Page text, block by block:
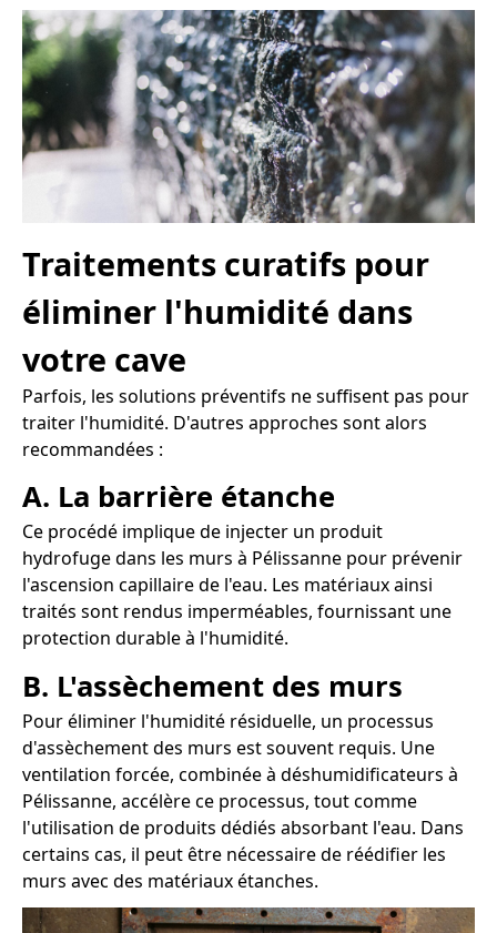
Traitements curatifs pour
éliminer l'humidité dans
votre cave
Parfois, les solutions préventifs ne suffisent pas pour
traiter l'humidité. D'autres approches sont alors
recommandées :
A. La barrière étanche
Ce procédé implique de injecter un produit
hydrofuge dans les murs à Pélissanne pour prévenir
l'ascension capillaire de l'eau. Les matériaux ainsi
traités sont rendus imperméables, fournissant une
protection durable à l'humidité.
B. L'assèchement des murs
Pour éliminer l'humidité résiduelle, un processus
d'assèchement des murs est souvent requis. Une
ventilation forcée, combinée à déshumidificateurs à
Pélissanne, accélère ce processus, tout comme
l'utilisation de produits dédiés absorbant l'eau. Dans
certains cas, il peut être nécessaire de réédifier les
murs avec des matériaux étanches.